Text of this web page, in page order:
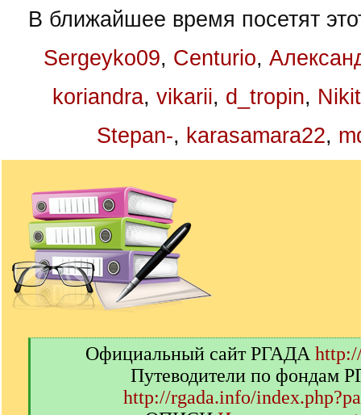
В ближайшее время посетят
Sergeyko09, Centurio,
koriandra, vikarii, d_tropin,
Stepan-, karasamara22,
Официальный сайт РГАДА
Путеводители по фондам
http://rgada.info/